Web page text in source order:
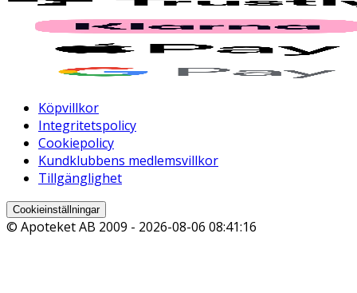
Köpvillkor
Integritetspolicy
Cookiepolicy
Kundklubbens medlemsvillkor
Tillgänglighet
Cookieinställningar
© Apoteket AB 2009 - 2026-08-06 08:41:16